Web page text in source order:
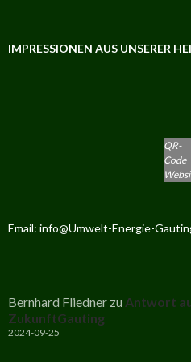
IMPRESSIONEN AUS UNSERER
QR-
Code
Email: info@Umwelt-Energie-
Bernhard Fliedner zu Antwort
ZukunftGauting
2024-09-25